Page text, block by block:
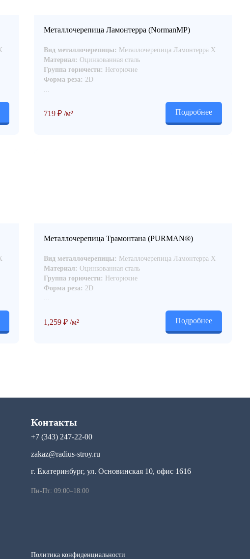
Металлочерепица Ламонтерра (NormanMP)
Вид металлочерепицы: Металлочерепица Ламонтерра Х
Материал: Оцинкованная сталь
Группа горючести: Негорючие
Форма реза: 2D
...
719 ₽ /м² Подробнее
Металлочерепица Трамонтана (PURMAN®)
Вид металлочерепицы: Металлочерепица Ламонтерра Х
Материал: Оцинкованная сталь
Группа горючести: Негорючие
Форма реза: 2D
...
1,259 ₽ /м² Подробнее
Контакты
+7 (343) 247-22-00
zakaz@radius-stroy.ru
г. Екатеринбург, ул. Основинская 10, офис 1616
Пн-Пт: 09:00–18:00
Политика конфиденциальности